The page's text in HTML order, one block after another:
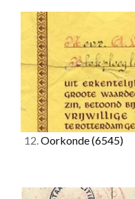
12.Oorkonde(6545)